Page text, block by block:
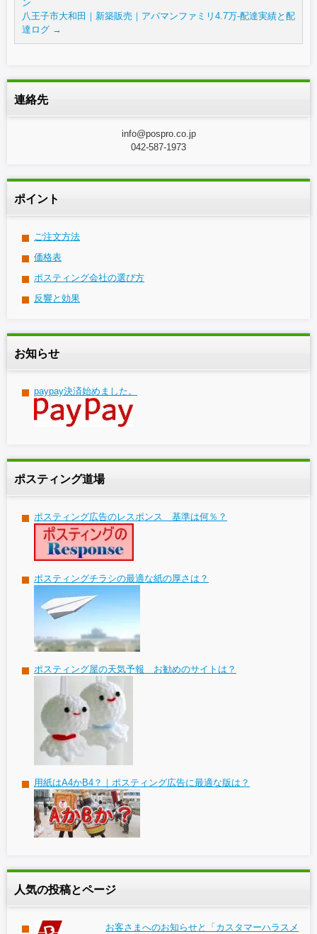
ン
八王子市大和田｜新築販売｜アパマンファミリ4.7万-配達実績と配
達ログ →
連絡先
info@pospro.co.jp
042-587-1973
ポイント
ご注文方法
価格表
ポスティング会社の選び方
反響と効果
お知らせ
paypay決済始めました。
ポスティング道場
ポスティング広告のレスポンス 基準は何％？
ポスティングチラシの最適な紙の厚さは？
ポスティング屋の天気予報 お勧めのサイトは？
用紙はA4かB4？｜ポスティング広告に最適な版は？
人気の投稿とページ
お客さまへのお知らせと「カスタマーハラスメ